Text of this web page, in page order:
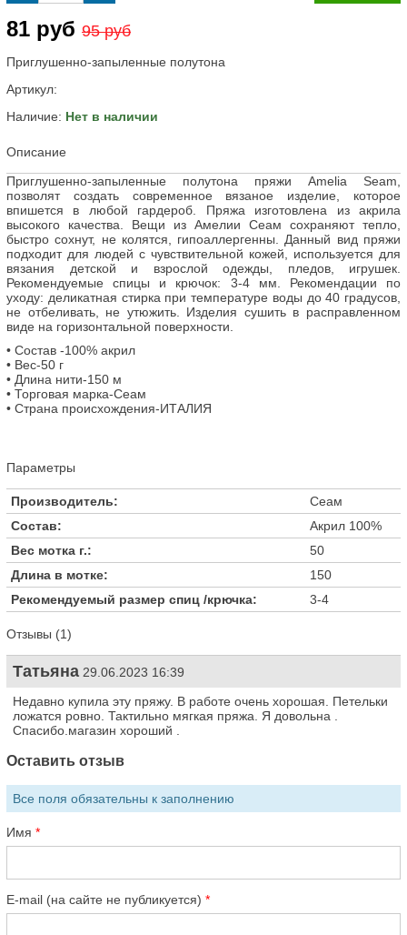
81 руб 95 руб
Приглушенно-запыленные полутона
Артикул:
Наличие: Нет в наличии
Описание
Приглушенно-запыленные полутона пряжи Amelia Seam,
позволят создать современное вязаное изделие, которое
впишется в любой гардероб. Пряжа изготовлена из акрила
высокого качества. Вещи из Амелии Сеам сохраняют тепло,
быстро сохнут, не колятся, гипоаллергенны. Данный вид пряжи
подходит для людей с чувствительной кожей, используется для
вязания детской и взрослой одежды, пледов, игрушек.
Рекомендуемые спицы и крючок: 3-4 мм. Рекомендации по
уходу: деликатная стирка при температуре воды до 40 градусов,
не отбеливать, не утюжить. Изделия сушить в расправленном
виде на горизонтальной поверхности.
• Состав -100% акрил
• Вес-50 г
• Длина нити-150 м
• Торговая марка-Сеам
• Страна происхождения-ИТАЛИЯ
Параметры
Производитель:
Сеам
Состав:
Акрил 100%
Вес мотка г.:
50
Длина в мотке:
150
Рекомендуемый размер спиц /крючка:
3-4
Отзывы (1)
Татьяна 29.06.2023 16:39
Недавно купила эту пряжу. В работе очень хорошая. Петельки
ложатся ровно. Тактильно мягкая пряжа. Я довольна .
Спасибо.магазин хороший .
Оставить отзыв
Все поля обязательны к заполнению
Имя
E-mail (на сайте не публикуется)